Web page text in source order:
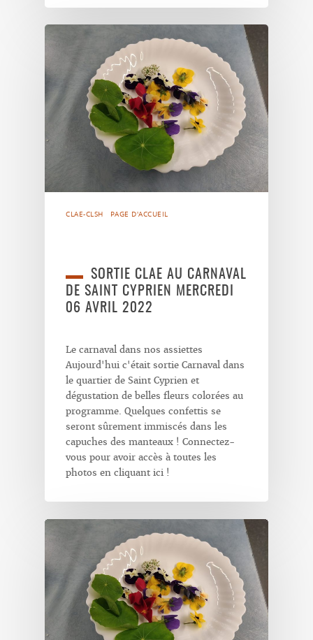
CLAE-CLSH PAGE D'ACCUEIL
SORTIE CLAE AU CARNAVAL
DE SAINT CYPRIEN MERCREDI
06 AVRIL 2022
Le carnaval dans nos assiettes
Aujourd'hui c'était sortie Carnaval dans
le quartier de Saint Cyprien et
dégustation de belles fleurs colorées au
programme. Quelques confettis se
seront sûrement immiscés dans les
capuches des manteaux ! Connectez-
vous pour avoir accès à toutes les
photos en cliquant ici !